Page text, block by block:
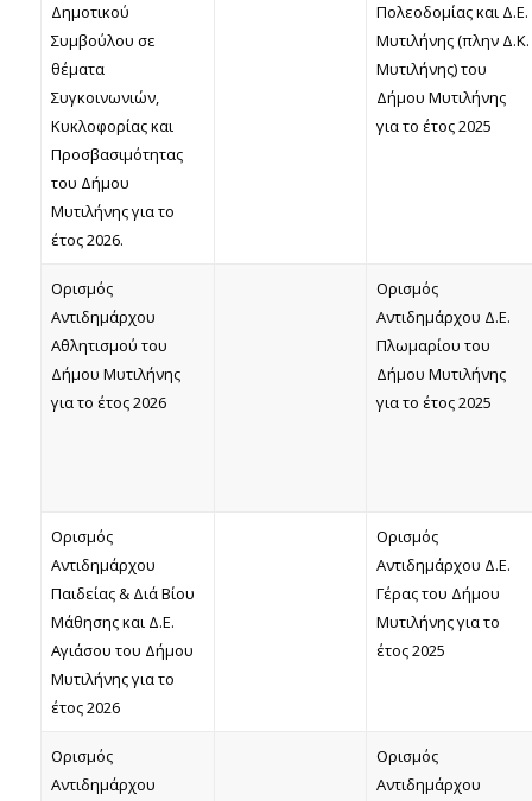
Δημοτικού
Συμβούλου σε
θέματα
Συγκοινωνιών,
Κυκλοφορίας και
Προσβασιμότητας
του Δήμου
Μυτιλήνης για το
έτος 2026.
Πολεοδομίας και Δ.Ε.
Μυτιλήνης (πλην Δ.Κ.
Μυτιλήνης) του
Δήμου Μυτιλήνης
για το έτος 2025
Ορισμός
Αντιδημάρχου
Αθλητισμού του
Δήμου Μυτιλήνης
για το έτος 2026
Ορισμός
Αντιδημάρχου Δ.Ε.
Πλωμαρίου του
Δήμου Μυτιλήνης
για το έτος 2025
Ορισμός
Αντιδημάρχου
Παιδείας & Διά Βίου
Μάθησης και Δ.Ε.
Αγιάσου του Δήμου
Μυτιλήνης για το
έτος 2026
Ορισμός
Αντιδημάρχου Δ.Ε.
Γέρας του Δήμου
Μυτιλήνης για το
έτος 2025
Ορισμός
Αντιδημάρχου
Ορισμός
Αντιδημάρχου